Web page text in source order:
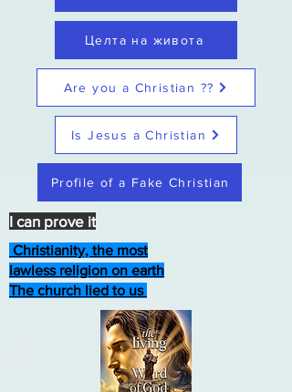
Целта на живота
Are you a Christian ??
Is Jesus a Christian
Profile of a Fake Christian
Christianity, the most
lawless religion on earth
The church lied to us
I can prove it